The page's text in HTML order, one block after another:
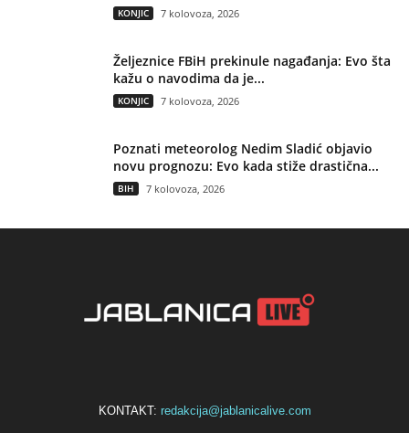
KONJIC 7 kolovoza, 2026
Željeznice FBiH prekinule nagađanja: Evo šta
kažu o navodima da je...
KONJIC 7 kolovoza, 2026
Poznati meteorolog Nedim Sladić objavio
novu prognozu: Evo kada stiže drastična...
BIH 7 kolovoza, 2026
KONTAKT: redakcija@jablanicalive.com